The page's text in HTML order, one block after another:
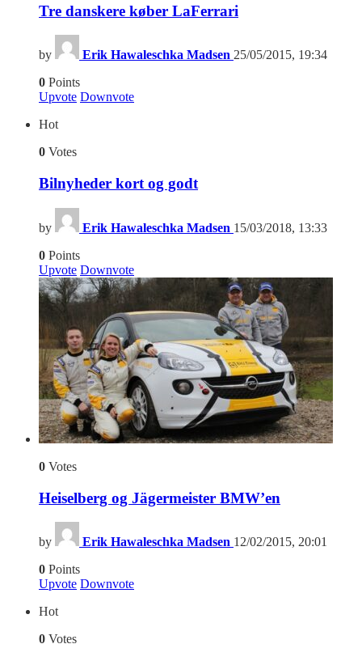
Tre danskere køber LaFerrari
by Erik Hawaleschka Madsen 25/05/2015, 19:34
0 Points
Upvote Downvote
Hot
0 Votes
Bilnyheder kort og godt
by Erik Hawaleschka Madsen 15/03/2018, 13:33
0 Points
Upvote Downvote
0 Votes
Heiselberg og Jägermeister BMW’en
by Erik Hawaleschka Madsen 12/02/2015, 20:01
0 Points
Upvote Downvote
Hot
0 Votes